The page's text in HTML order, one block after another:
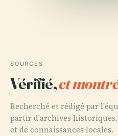
SOURCES
Vérifié,et
Recherché et rédigé par
partir d'archives
et de connaissances locales.